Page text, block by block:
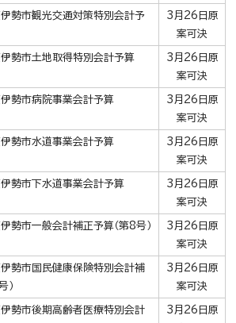
勢市観光交通対策特別会計予
3月26日原
案可決
勢市土地取得特別会計予算
3月26日原
案可決
勢市病院事業会計予算
3月26日原
案可決
勢市水道事業会計予算
3月26日原
案可決
勢市下水道事業会計予算
3月26日原
案可決
勢市一般会計補正予算（第8号）
3月26日原
案可決
勢市国民健康保険特別会計補
）
3月26日原
案可決
勢市後期高齢者医療特別会計 3月26日原